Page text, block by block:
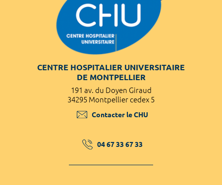
CENTRE HOSPITALIER UNIVERSITAIRE
DE MONTPELLIER
191 av. du Doyen Giraud
34295 Montpellier cedex 5
Contacter le CHU
04 67 33 67 33